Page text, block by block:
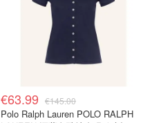
€63.99 €145.00
Polo Ralph Lauren POLO RALPH